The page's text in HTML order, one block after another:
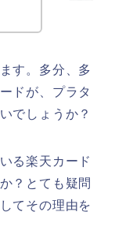
す。多分、多
ドが、プラタ
でしょうか？
る楽天カード
？とても疑問
てその理由を